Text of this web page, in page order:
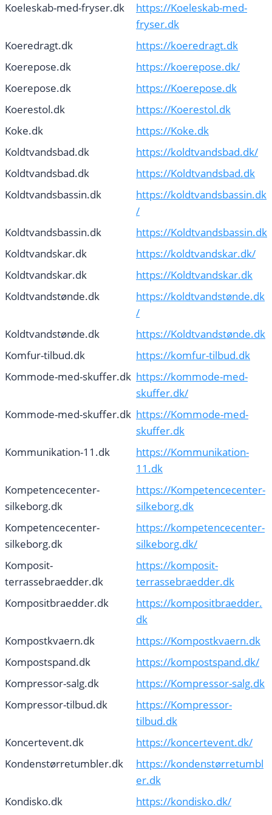
Koeleskab-med-fryser.dk
https://Koeleskab-med-
fryser.dk
Koeredragt.dk
https://koeredragt.dk
Koerepose.dk
https://koerepose.dk/
Koerepose.dk
https://Koerepose.dk
Koerestol.dk
https://Koerestol.dk
Koke.dk
https://Koke.dk
Koldtvandsbad.dk
https://koldtvandsbad.dk/
Koldtvandsbad.dk
https://Koldtvandsbad.dk
Koldtvandsbassin.dk
https://koldtvandsbassin.dk
/
Koldtvandsbassin.dk
https://Koldtvandsbassin.dk
Koldtvandskar.dk
https://koldtvandskar.dk/
Koldtvandskar.dk
https://Koldtvandskar.dk
Koldtvandstønde.dk
https://koldtvandstønde.dk
/
Koldtvandstønde.dk
https://Koldtvandstønde.dk
Komfur-tilbud.dk
https://komfur-tilbud.dk
Kommode-med-skuffer.dk https://kommode-med-
skuffer.dk/
Kommode-med-skuffer.dk https://Kommode-med-
skuffer.dk
Kommunikation-11.dk
https://Kommunikation-
11.dk
Kompetencecenter-
silkeborg.dk
https://Kompetencecenter-
silkeborg.dk
Kompetencecenter-
silkeborg.dk
https://kompetencecenter-
silkeborg.dk/
Komposit-
terrassebraedder.dk
https://komposit-
terrassebraedder.dk
Kompositbraedder.dk
https://kompositbraedder.
dk
Kompostkvaern.dk
https://Kompostkvaern.dk
Kompostspand.dk
https://kompostspand.dk/
Kompressor-salg.dk
https://Kompressor-salg.dk
Kompressor-tilbud.dk
https://Kompressor-
tilbud.dk
Koncertevent.dk
https://koncertevent.dk/
Kondenstørretumbler.dk
https://kondenstørretumbl
er.dk
Kondisko.dk
https://kondisko.dk/